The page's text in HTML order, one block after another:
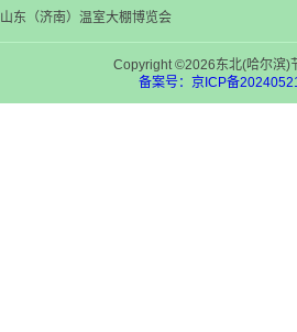
山东（济南）温室大棚博览会
Copyright ©2026东北(哈尔滨)
备案号：京ICP备